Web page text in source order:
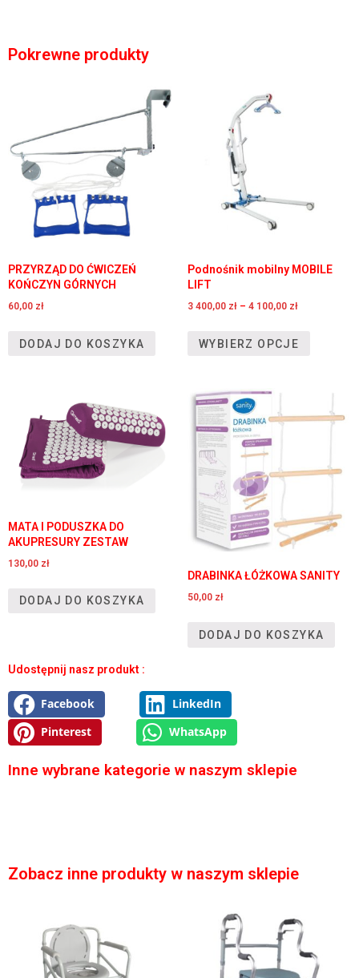
Pokrewne produkty
PRZYRZĄD DO ĆWICZEŃ
KOŃCZYN GÓRNYCH
60,00 zł
DODAJ DO KOSZYKA
Podnośnik mobilny MOBILE
LIFT
3 400,00 zł – 4 100,00 zł
WYBIERZ OPCJE
MATA I PODUSZKA DO
AKUPRESURY ZESTAW
130,00 zł
DODAJ DO KOSZYKA
DRABINKA ŁÓŻKOWA SANITY
50,00 zł
DODAJ DO KOSZYKA
Udostępnij nasz produkt :
Facebook
LinkedIn
Pinterest
WhatsApp
Inne wybrane kategorie w naszym sklepie
Zobacz inne produkty w naszym sklepie